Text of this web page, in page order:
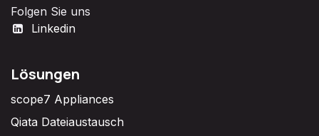
Folgen Sie uns
Linkedin
Lösungen
scope7 Appliances
Qiata Dateiaustausch